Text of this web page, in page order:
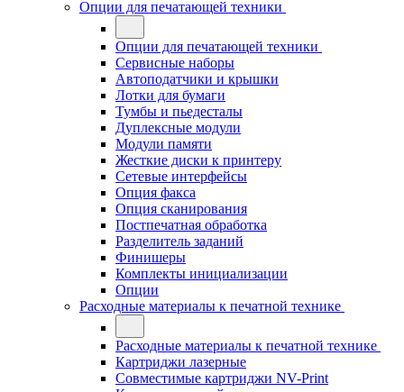
Опции для печатающей техники
Опции для печатающей техники
Сервисные наборы
Автоподатчики и крышки
Лотки для бумаги
Тумбы и пьедесталы
Дуплексные модули
Модули памяти
Жесткие диски к принтеру
Сетевые интерфейсы
Опция факса
Опция сканирования
Постпечатная обработка
Разделитель заданий
Финишеры
Комплекты инициализации
Опции
Расходные материалы к печатной технике
Расходные материалы к печатной технике
Картриджи лазерные
Совместимые картриджи NV-Print